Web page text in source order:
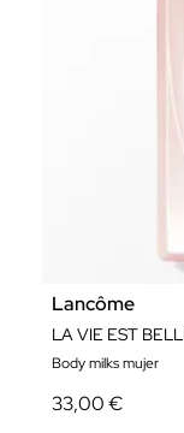
Lancôme
LA VIE EST
Body milks mujer
33,00 €